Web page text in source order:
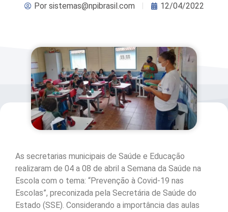
Porsistemas@npibrasil.com 12/04/2022
As secretarias municipais de Saúde e Educação
realizaram de 04 a 08 de abril a Semana da Saúde na
Escola com o tema: “Prevenção à Covid-19 nas
Escolas”, preconizada pela Secretária de Saúde do
Estado (SSE). Considerando a importância das aulas